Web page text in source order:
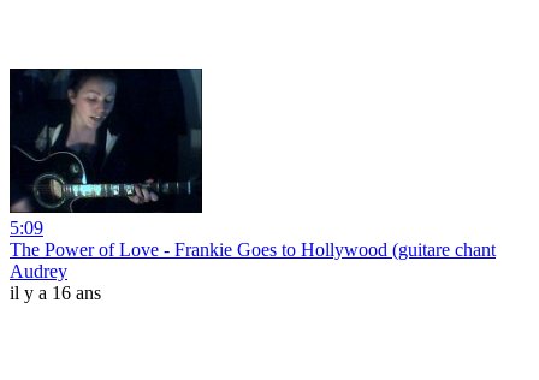
5:09
The Power of Love - Frankie Goes to Hollywood (guitare chant
Audrey
il y a 16 ans